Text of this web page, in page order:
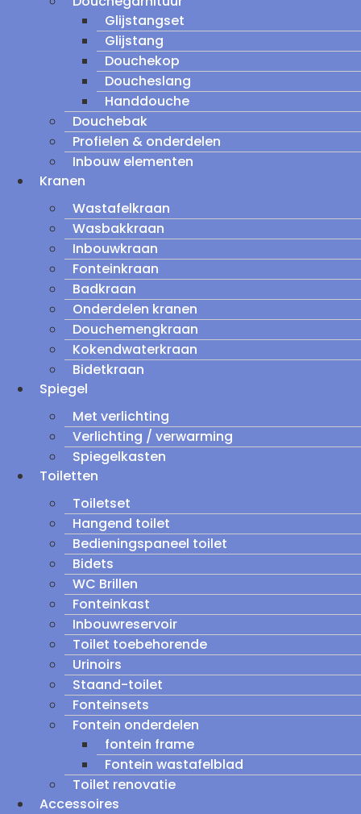
Glijstangset
Glijstang
Douchekop
Doucheslang
Handdouche
Douchebak
Profielen & onderdelen
Inbouw elementen
Kranen
Wastafelkraan
Wasbakkraan
Inbouwkraan
Fonteinkraan
Badkraan
Onderdelen kranen
Douchemengkraan
Kokendwaterkraan
Bidetkraan
Spiegel
Met verlichting
Verlichting / verwarming
Spiegelkasten
Toiletten
Toiletset
Hangend toilet
Bedieningspaneel toilet
Bidets
WC Brillen
Fonteinkast
Inbouwreservoir
Toilet toebehorende
Urinoirs
Staand-toilet
Fonteinsets
Fontein onderdelen
fontein frame
Fontein wastafelblad
Toilet renovatie
Accessoires